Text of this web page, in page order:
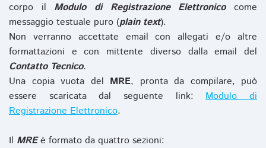
corpo il Modulo di Registrazione Elettronicocome
messaggio testuale puro (plain text).
Non verranno accettate email con allegati e/o altre
formattazioni e con mittente diverso dalla email del
Contatto Tecnico.
Una copia vuota del MRE, pronta da compilare, può
essere scaricata dal seguente link:Modulo di
Registrazione Elettronico.
Il MREè formato da quattro sezioni: